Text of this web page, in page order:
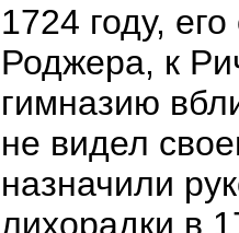
1724 году,
Роджера, к
гимназию
не видел
назначили
лихорадки в